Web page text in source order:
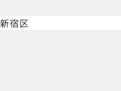
新宿区